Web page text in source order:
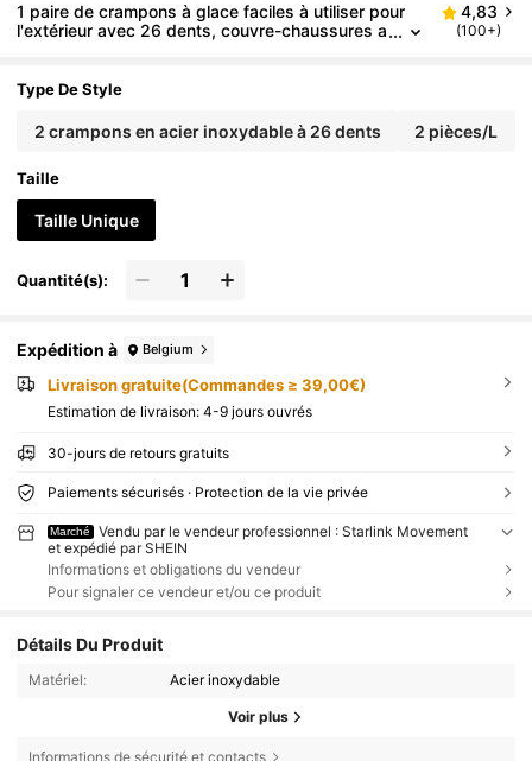
1 paire de crampons à glace faciles à utiliser pour
l'extérieur avec 26 dents, couvre-chaussures a
bles en plusieurs tailles
4,83
(100+)
Type De Style
2 crampons en acier inoxydable à 26 dents 2 pièces/L
Taille
Taille Unique
Quantité(s):
Expédition à Belgium
Livraison gratuite(Commandes ≥ 39,00€)
Estimation de livraison: 4-9 jours ouvrés
30-jours de retours gratuits
Paiements sécurisés · Protection de la vie privée
Marché
Vendu par le vendeur professionnel : Starlink Movement
et expédié par SHEIN
Informations et obligations du vendeur
Pour signaler ce vendeur et/ou ce produit
Détails Du Produit
Matériel: Acier inoxydable
Voir plus
Informations de sécurité et contacts